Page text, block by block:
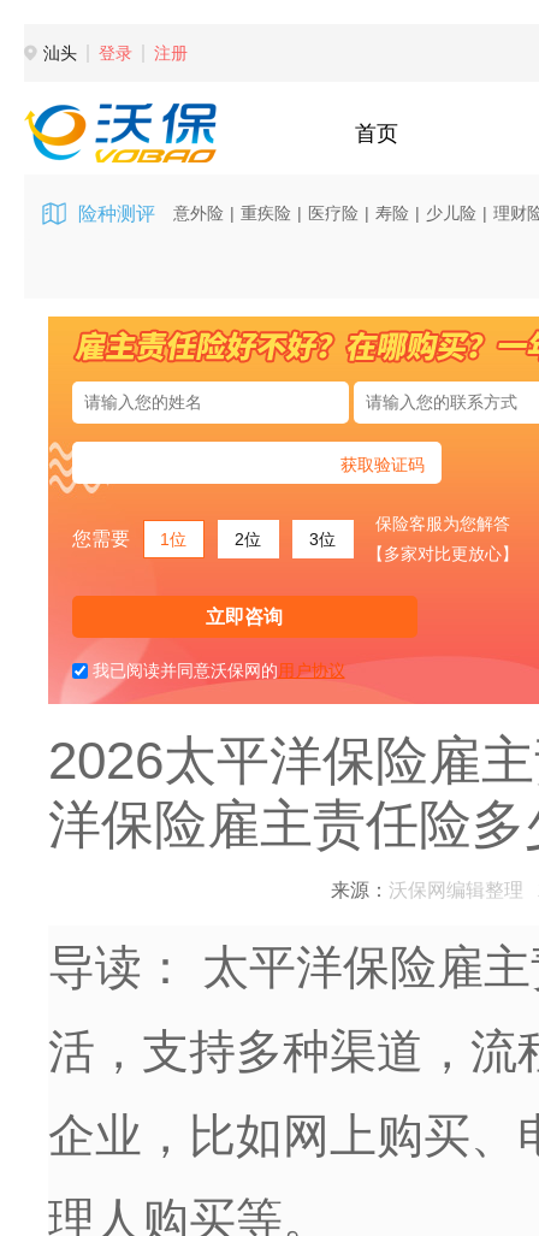
汕头 登录 注册
首页
险种测评 意外险 | 重疾险 | 医疗险 | 寿险 | 少儿险 | 理财
获取验证码
您需要 1位 2位 3位
保险客服为您解答
【多家对比更放心】
立即咨询
我已阅读并同意沃保网的 用户协议
2026太平洋保险雇
洋保险雇主责任险
来源： 沃保网编辑整理
导读：
太平洋保险雇
活，支持多种渠道，流
企业，比如网上购买、
理人购买等。